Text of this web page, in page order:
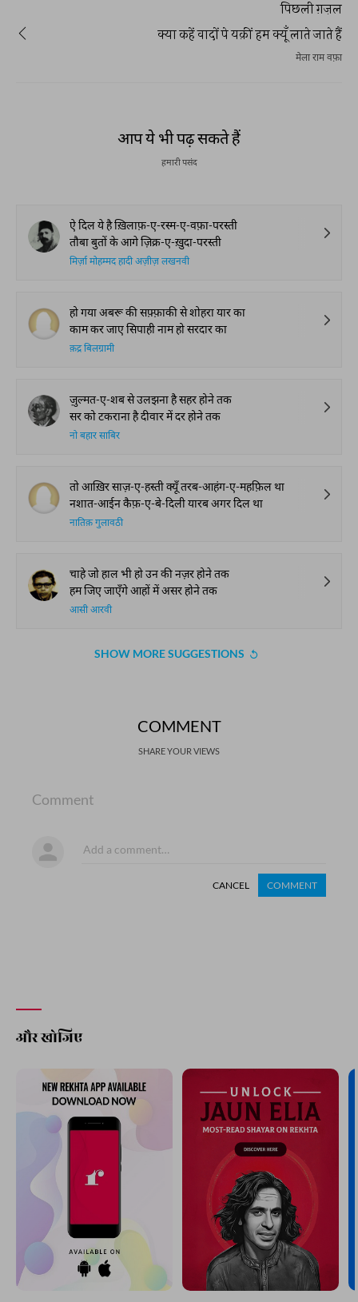
पिछली ग़ज़ल
क्या कहें वादों पे यक़ीं हम क्यूँ लाते जाते हैं
मेला राम वफ़ा
आप ये भी पढ़ सकते हैं
हमारी पसंद
ऐ दिल ये है ख़िलाफ़-ए-रस्म-ए-वफ़ा-परस्ती
तौबा बुतों के आगे ज़िक्र-ए-ख़ुदा-परस्ती
मिर्ज़ा मोहम्मद हादी अज़ीज़ लखनवी
हो गया अबरू की सफ़्फ़ाकी से शोहरा यार का
काम कर जाए सिपाही नाम हो सरदार का
क़द्र बिलग्रामी
ज़ुल्मत-ए-शब से उलझना है सहर होने तक
सर को टकराना है दीवार में दर होने तक
नो बहार साबिर
तो आख़िर साज़-ए-हस्ती क्यूँ तरब-आहंग-ए-महफ़िल था
नशात-आईन कैफ़-ए-बे-दिली यारब अगर दिल था
नातिक़ गुलावठी
चाहे जो हाल भी हो उन की नज़र होने तक
हम जिए जाएँगे आहों में असर होने तक
आसी आरवी
SHOW MORE SUGGESTIONS
COMMENT
SHARE YOUR VIEWS
Comment
CANCEL COMMENT
और खोजिए